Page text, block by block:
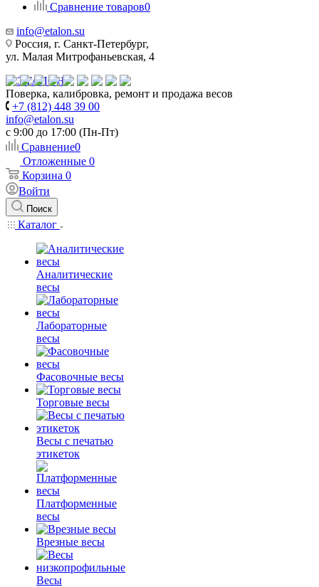
Сравнение товаров0
info@etalon.su
Россия, г. Санкт-Петербург,
ул. Малая Митрофаньевская, 4
Поверка, калибровка, ремонт и продажа весов
+7 (812) 448 39 00
info@etalon.su
c 9:00 до 17:00 (Пн-Пт)
Сравнение0
Отложенные 0
Корзина 0
Войти
Поиск
Каталог
Аналитические
весы
Лабораторные
весы
Фасовочные весы
Торговые весы
Весы с печатью
этикеток
Платформенные
весы
Врезные весы
Весы